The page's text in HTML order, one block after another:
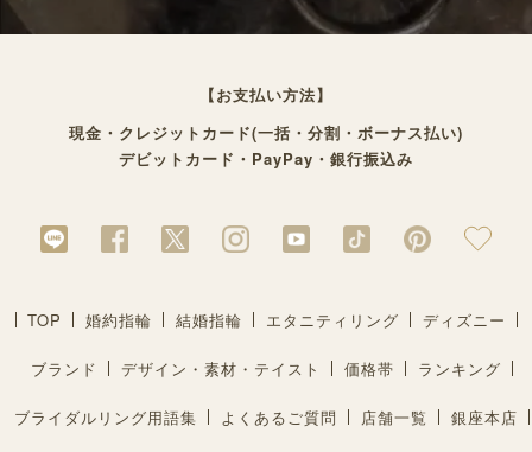
【お支払い方法】
現金・クレジットカード(一括・分割・ボーナス払い)
デビットカード・PayPay・銀行振込み
TOP 婚約指輪 結婚指輪 エタニティリング ディズニー
ブランド デザイン・素材・テイスト 価格帯 ランキング
ブライダルリング用語集 よくあるご質問 店舗一覧 銀座本店